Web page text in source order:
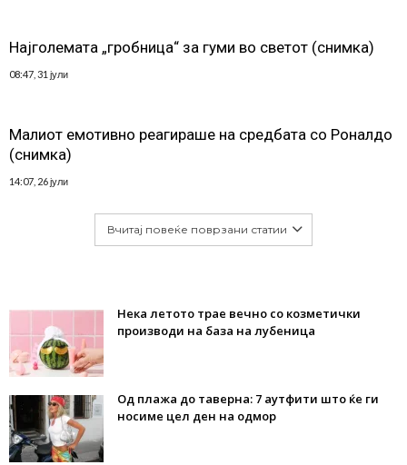
Најголемата „гробница“ за гуми во светот (снимка)
08:47, 31 јули
Малиот емотивно реагираше на средбата со Роналдо
(снимка)
14:07, 26 јули
Вчитај повеќе поврзани статии
Нека летото трае вечно со козметички
производи на база на лубеница
Од плажа до таверна: 7 аутфити што ќе ги
носиме цел ден на одмор